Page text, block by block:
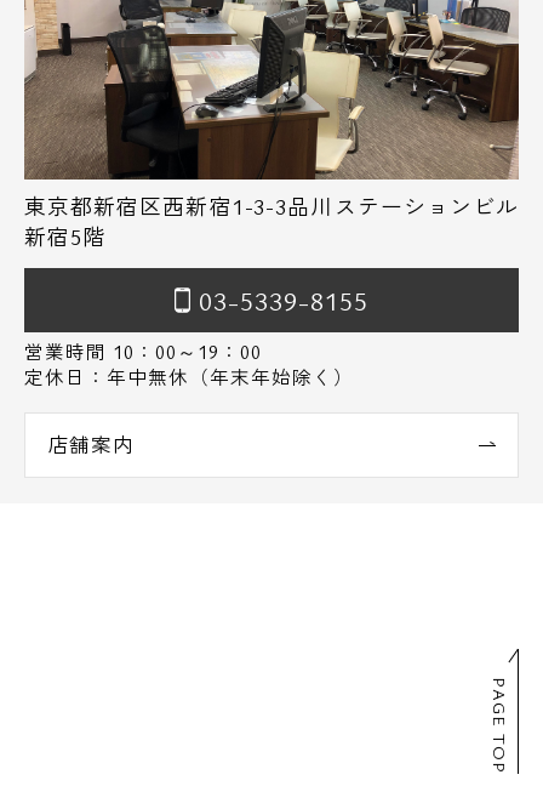
東京都新宿区西新宿1-3-3品川ステーションビル
新宿5階
03-5339-8155
営業時間 10：00～19：00
定休日：年中無休（年末年始除く）
店舗案内
PAGE TOP